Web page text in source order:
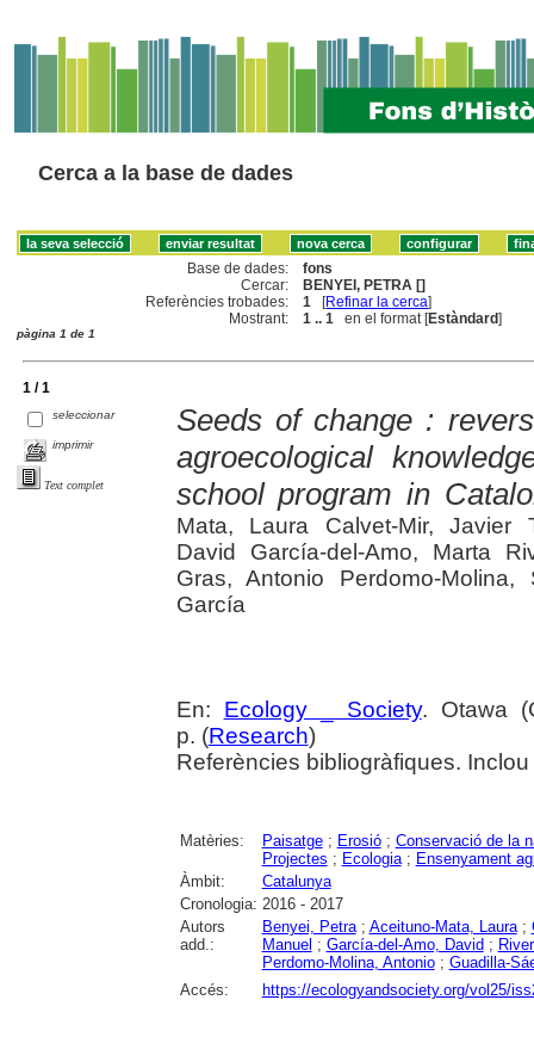
Cerca a la base de dades
Base de dades:
fons
Cercar:
BENYEI, PETRA []
Referències trobades:
1 [Refinar la cerca]
Mostrant:
1 .. 1 en el format [Estàndard]
pàgina 1 de 1
1 / 1
seleccionar
imprimir
Text complet
Seeds of change :
agroecological
school program in
Mata, Laura Calvet-Mir, Javier
David García-del-Amo, Marta
Gras, Antonio Perdomo-
García
En: Ecology _ Society. Otawa
p. (Research)
Referències bibliogràfiques.
Matèries: Paisatge; Erosió; Conservació de la
Projectes ; Ecologia; Ensenyament
Àmbit:
Catalunya
Cronologia: 2016 - 2017
Autors
add.:
Benyei, Petra; Aceituno-Mata, Laura;
Manuel ; García-del-Amo, David ;
Perdomo-Molina, Antonio; Guadilla-
Accés:
https://ecologyandsociety.org/vol25/